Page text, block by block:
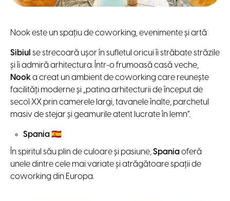
Nook este un spațiu de coworking, evenimente și artă
Sibiul se strecoară ușor în sufletul oricui îi străbate străzile
și îi admiră arhitectura. Într-o frumoasă casă veche,
Nooka creat un ambient de coworking care reunește
facilități moderne și „patina arhitecturii de început de
secol XX prin camerele largi, tavanele înalte, parchetul
masiv de stejar și geamurile atent lucrate în lemn”.
Spania🇪🇸
În spiritul său plin de culoare și pasiune,Spaniaoferă
unele dintre cele mai variate și atrăgătoare spații de
coworking din Europa.